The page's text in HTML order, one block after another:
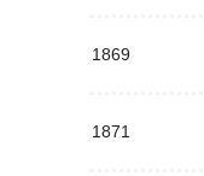
1869
1871